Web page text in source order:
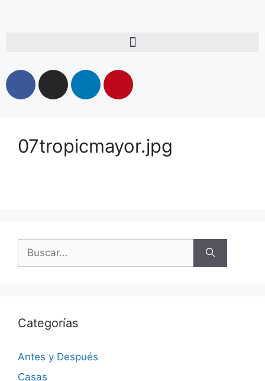
07tropicmayor.jpg
Categorías
Antes y Después
Casas